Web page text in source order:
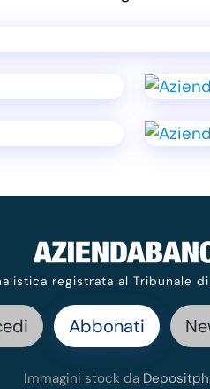
registrata al Tribunale
Abbonati
Immagini stock da